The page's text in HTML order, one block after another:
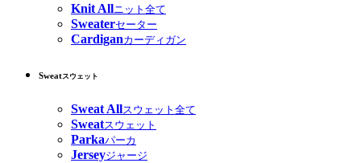
Knit Allニット全て
Sweaterセーター
Cardiganカーディガン
Sweatスウェット
Sweat Allスウェット全て
Sweatスウェット
Parkaパーカ
Jerseyジャージ